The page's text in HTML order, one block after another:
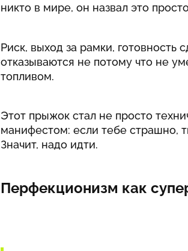
никто в мире, он назвал это
Риск, выход за рамки, готовность
отказываются не потому что не
топливом.
Этот прыжок стал не просто
манифестом: если тебе страшно,
Значит, надо идти.
Перфекционизм как